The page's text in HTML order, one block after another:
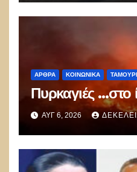
ΑΡΘΡΑ ΚΟΙΝΩΝΙΚΑ
Πυρκαγιές …στο
ΑΥΓ 6, 2026